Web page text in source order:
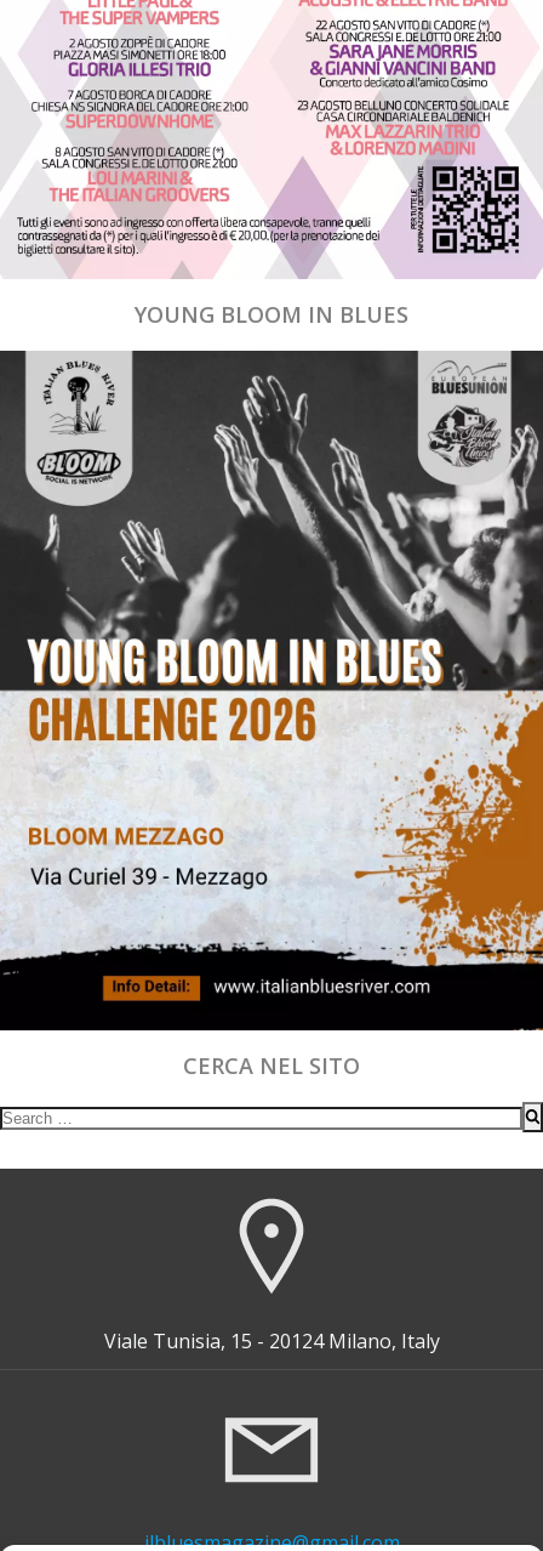
YOUNG BLOOM IN BLUES
CERCA NEL SITO
Search
Viale Tunisia, 15 - 20124 Milano, Italy
ilbluesmagazine@gmail.com